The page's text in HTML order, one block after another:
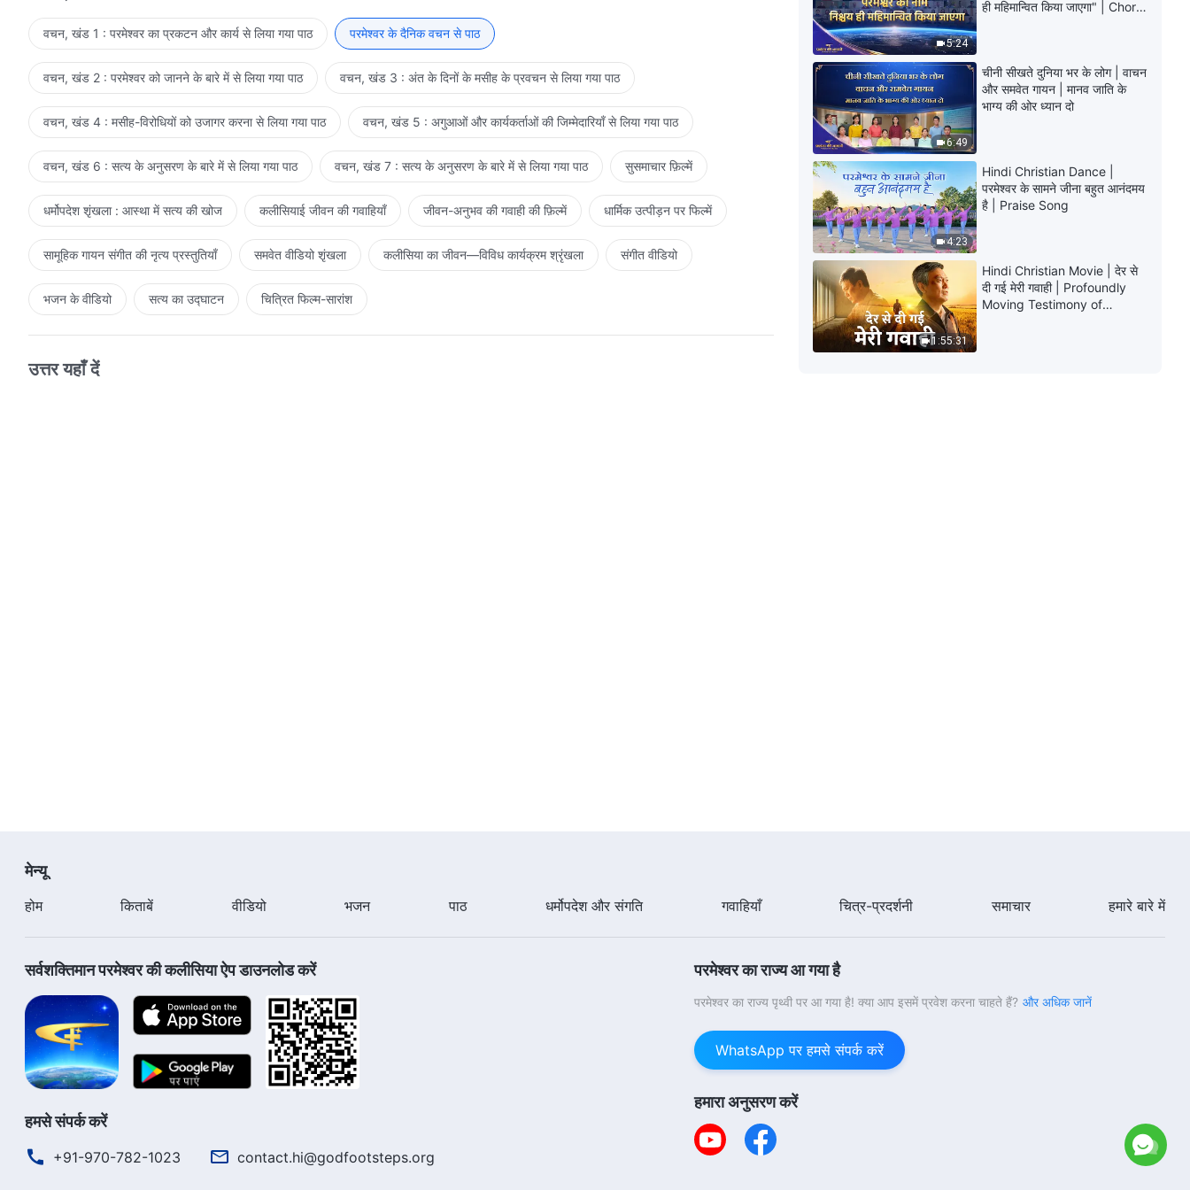
9:05
12:16
परमेश्वर के दैनिक वचन : परमेश्वर का स्वभाव
और स्वरूप | अंश 243
9:27
परमेश्वर के दैनिक वचन : परमेश्वर का स्वभाव
और स्वरूप | अंश 244
9:53
परमेश्वर के दैनिक वचन : परमेश्वर का स्वभाव
और स्वरूप | अंश 245
और स्वरूप | अंश 252
वचन, खंड 1 : परमेश्वर का प्रकटन और कार्य से लिया गया पाठ परमेश्वर के दैनिक वचन से पाठ
वचन, खंड 2 : परमेश्वर को जानने के बारे में से लिया गया पाठ वचन, खंड 3 : अंत के दिनों के मसीह के प्रवचन से लिया गया पाठ
वचन, खंड 4 : मसीह-विरोधियों को उजागर करना से लिया गया पाठ वचन, खंड 5 : अगुआओं और कार्यकर्ताओं की जिम्मेदारियाँ से लिया गया पाठ
वचन, खंड 6 : सत्य के अनुसरण के बारे में से लिया गया पाठ वचन, खंड 7 : सत्य के अनुसरण के बारे में से लिया गया पाठ सुसमाचार फ़िल्में
धर्मोपदेश शृंखला : आस्था में सत्य की खोज कलीसियाई जीवन की गवाहियाँ जीवन-अनुभव की गवाही की फ़िल्में धार्मिक उत्पीड़न पर फिल्में
सामूहिक गायन संगीत की नृत्य प्रस्तुतियाँ समवेत वीडियो शृंखला कलीसिया का जीवन—विविध कार्यक्रम श्रृंखला संगीत वीडियो
भजन के वीडियो सत्य का उद्घाटन चित्रित फिल्म-सारांश
उत्तर यहाँ दें
5:24
ही महिमान्वित किया जाएगा" | Choral
6:49
चीनी सीखते दुनिया भर के लोग | वाचन
और समवेत गायन | मानव जाति के
भाग्य की ओर ध्यान दो
4:23
Hindi Christian Dance |
परमेश्वर के सामने जीना बहुत आनंदमय
है | Praise Song
1:55:31
Hindi Christian Movie | देर से
दी गई मेरी गवाही | Profoundly
Moving Testimony of
मेन्यू
होम किताबें वीडियो भजन पाठ धर्मोपदेश और संगति गवाहियाँ चित्र-प्रदर्शनी समाचार हमारे बारे में
सर्वशक्तिमान परमेश्वर की कलीसिया ऐप डाउनलोड करें
हमसे संपर्क करें
+91-970-782-1023 contact.hi@godfootsteps.org
परमेश्वर का राज्य आ गया है
परमेश्वर का राज्य पृथ्वी पर आ गया है! क्या आप इसमें प्रवेश करना चाहते हैं? और अधिक जानें
WhatsApp पर हमसे संपर्क करें
हमारा अनुसरण करें